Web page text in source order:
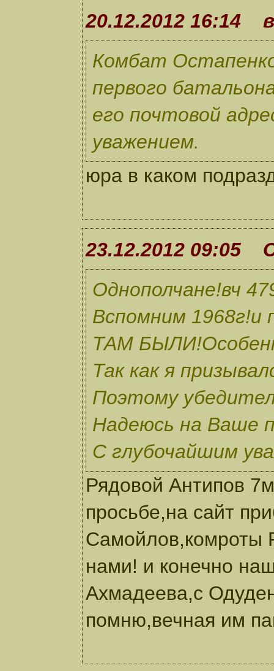
20.12.2012 16:14
Комбат
первого
его почтовой
уважением.
юра в каком
23.12.2012 09:05
Однополчане!вч
Вспомним
ТАМ
Так как я
Поэтому
Надеюсь на Ваше
С глубочайшим
Рядовой Антипов
просьбе,на сайт
Самойлов,комроты
нами! и конечно
Ахмадеева,с
помню,вечная им